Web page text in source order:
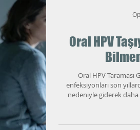
Oral HPV
Oral HPV Taraması
enfeksiyonları son
nedeniyle giderek daha
sorulara dayanarak, hem